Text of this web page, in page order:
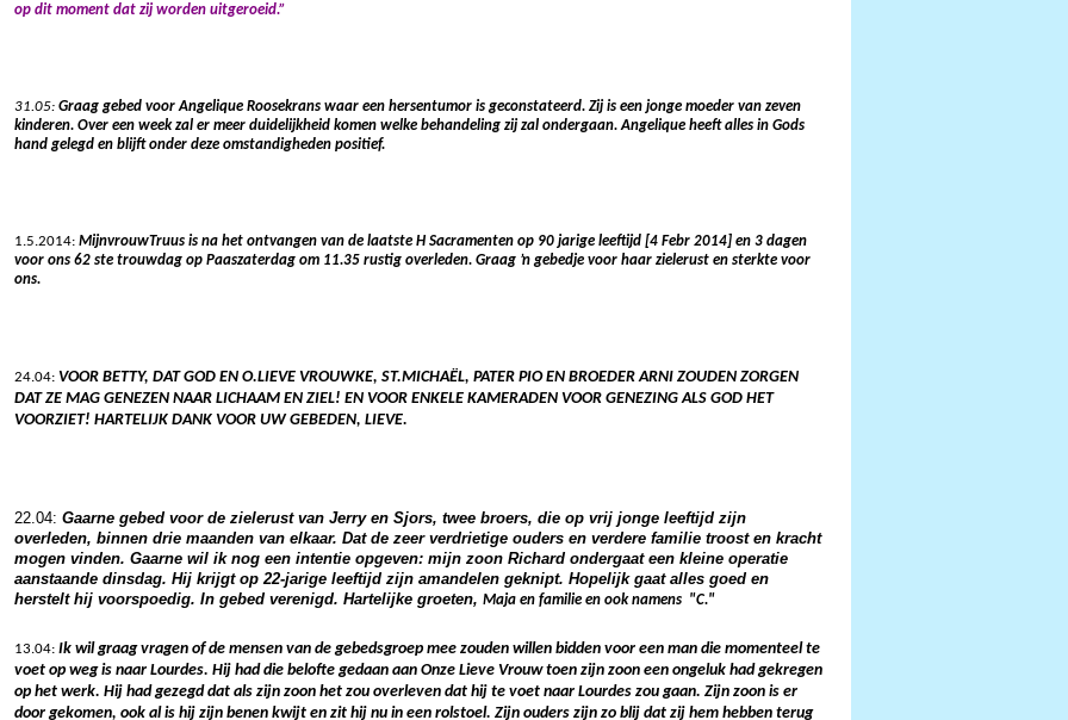
op dit moment dat zij worden uitgeroeid.”
31.05: Graag gebed voor Angelique Roosekrans waar een hersentumor is geconstateerd. Zij is een jonge moeder van zeven
kinderen. Over een week zal er meer duidelijkheid komen welke behandeling zij zal ondergaan. Angelique heeft alles in Gods
hand gelegd en blijft onder deze omstandigheden positief.
1.5.2014: MijnvrouwTruus is na het ontvangen van de laatste H Sacramenten op 90 jarige leeftijd [4 Febr 2014] en 3 dagen
voor ons 62 ste trouwdag op Paaszaterdag om 11.35 rustig overleden. Graag ’n gebedje voor haar zielerust en sterkte voor
ons.
24.04: VOOR BETTY, DAT GOD EN O.LIEVE VROUWKE, ST.MICHAËL, PATER PIO EN BROEDER ARNI ZOUDEN ZORGEN
DAT ZE MAG GENEZEN NAAR LICHAAM EN ZIEL! EN VOOR ENKELE KAMERADEN VOOR GENEZING ALS GOD HET
VOORZIET! HARTELIJK DANK VOOR UW GEBEDEN, LIEVE.
22.04: Gaarne gebed voor de zielerust van Jerry en Sjors, twee broers, die op vrij jonge leeftijd zijn
overleden, binnen drie maanden van elkaar. Dat de zeer verdrietige ouders en verdere familie troost en kracht
mogen vinden. Gaarne wil ik nog een intentie opgeven: mijn zoon Richard ondergaat een kleine operatie
aanstaande dinsdag. Hij krijgt op 22-jarige leeftijd zijn amandelen geknipt. Hopelijk gaat alles goed en
herstelt hij voorspoedig. In gebed verenigd. Hartelijke groeten, Maja en familie en ook namens "C."
13.04: Ik wil graag vragen of de mensen van de gebedsgroep mee zouden willen bidden voor een man die momenteel te
voet op weg is naar Lourdes. Hij had die belofte gedaan aan Onze Lieve Vrouw toen zijn zoon een ongeluk had gekregen
op het werk. Hij had gezegd dat als zijn zoon het zou overleven dat hij te voet naar Lourdes zou gaan. Zijn zoon is er
door gekomen, ook al is hij zijn benen kwijt en zit hij nu in een rolstoel. Zijn ouders zijn zo blij dat zij hem hebben terug